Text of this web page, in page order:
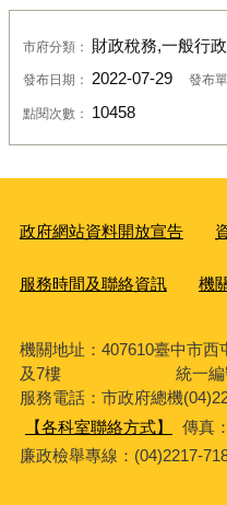
市府分類： 財政稅務,一般行政
發布日期： 2022-07-29 發布
點閱次數： 10458
政府網站資料開放宣告
服務時間及聯絡資訊 機
機關地址：407610臺中市
及7樓 統一編號：
服務電話：市政府總機
【各科室聯絡方式】
傳真
廉政檢舉專線：(04)2217-